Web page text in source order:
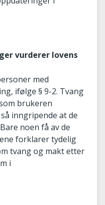
vurderer lovens
med
ifølge § 9-2. Tvang
brukeren
inngripende at de
noen få av de
forklarer tydelig
tvang og makt etter
i